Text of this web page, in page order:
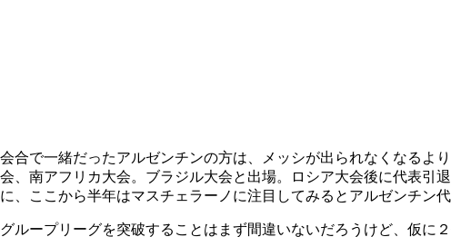
会合で一緒だったアルゼンチンの方は、メッシが出られなくなるよ
会、南アフリカ大会。ブラジル大会と出場。ロシア大会後に代表引
に、ここから半年はマスチェラーノに注目してみるとアルゼンチン
グループリーグを突破することはまず間違いないだろうけど、仮に